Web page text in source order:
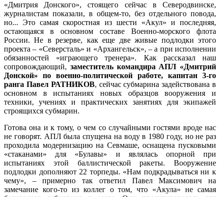
«Дмитрия Донского», стоящего сейчас в Северодвинске,
журналистам показали, в общем-то, без отдельного повода,
но... Это самая скоростная из шести «Акул» и последняя,
остающаяся в основном составе Военно-морского флота
России. Не в резерве, как еще две живые подлодки этого
проекта – «Северсталь» и «Архангельск», – а при исполнении
обязанностей «играющего тренера». Как рассказал наш
сопровождающий, заместитель командира АПЛ «Дмитрий
Донской» по военно-политической работе, капитан 3-го
ранга Павел РАТНИКОВ, сейчас субмарина задействована в
основном в испытаниях новых образцов вооружения и
техники, учениях и практических занятиях для экипажей
строящихся субмарин.
Готова она и к тому, о чем со случайными гостями вроде нас
не говорят. АПЛ была спущена на воду в 1980 году, но не раз
проходила модернизацию на Севмаше, оснащена пусковыми
«стаканами» для «Булавы» и являлась опорной при
испытаниях этой баллистической ракеты. Вооружение
подлодки дополняют 22 торпеды. «Нам подкрадываться ни к
чему», – примерно так ответил Павел Максимович на
замечание кого-то из коллег о том, что «Акула» не самая